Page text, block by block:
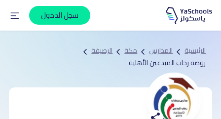
سجل الدخول
الرئيسية المدارس مكة
الرصيفة
روضة رحاب المبدعين الأهلية